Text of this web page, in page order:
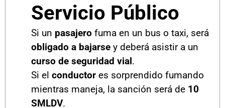
Servicio Público
Si un pasajero fuma en un bus o taxi, será
obligado a bajarse y deberá asistir a un
curso de seguridad vial.
Si el conductor es sorprendido fumando
mientras maneja, la sanción será de 10
SMLDV.